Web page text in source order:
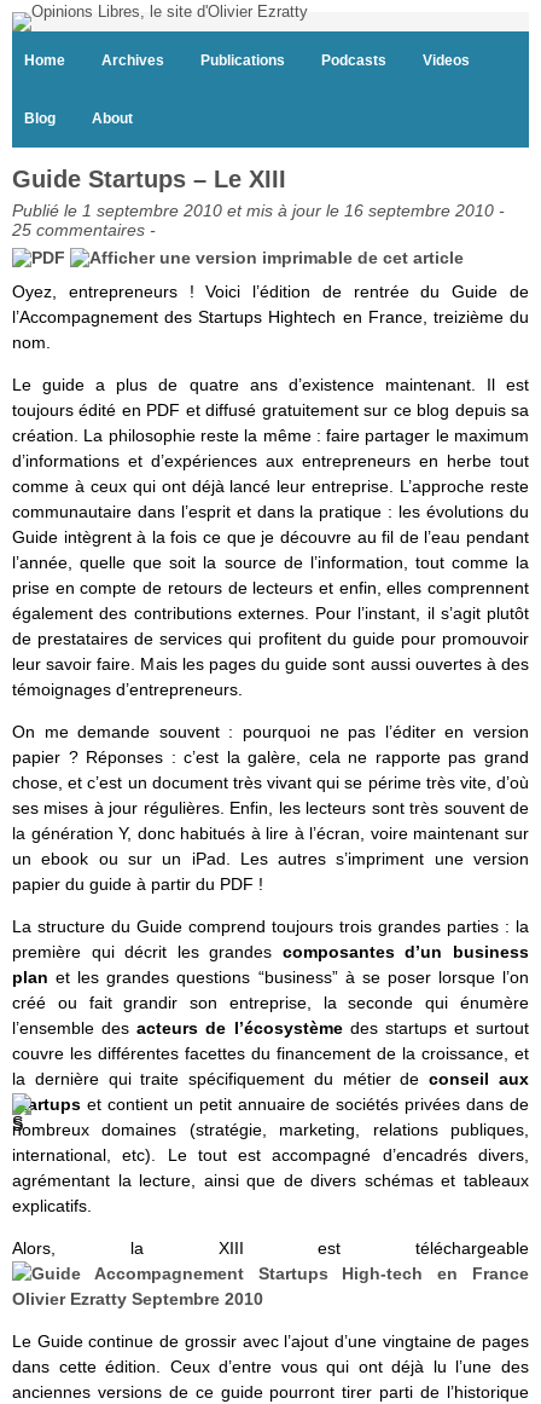
Home Archives Publications Podcasts Videos
Blog About
Guide Startups – Le XIII
Publié le 1 septembre 2010 et mis à jour le 16 septembre 2010 -
25 commentaires -
Oyez, entrepreneurs ! Voici l’édition de rentrée du Guide de
l’Accompagnement des Startups Hightech en France, treizième du
nom.
Le guide a plus de quatre ans d’existence maintenant. Il est
toujours édité en PDF et diffusé gratuitement sur ce blog depuis sa
création. La philosophie reste la même : faire partager le maximum
d’informations et d’expériences aux entrepreneurs en herbe tout
comme à ceux qui ont déjà lancé leur entreprise. L’approche reste
communautaire dans l’esprit et dans la pratique : les évolutions du
Guide intègrent à la fois ce que je découvre au fil de l’eau pendant
l’année, quelle que soit la source de l’information, tout comme la
prise en compte de retours de lecteurs et enfin, elles comprennent
également des contributions externes. Pour l’instant, il s’agit plutôt
de prestataires de services qui profitent du guide pour promouvoir
leur savoir faire. Mais les pages du guide sont aussi ouvertes à des
témoignages d’entrepreneurs.
On me demande souvent : pourquoi ne pas l’éditer en version
papier ? Réponses : c’est la galère, cela ne rapporte pas grand
chose, et c’est un document très vivant qui se périme très vite, d’où
ses mises à jour régulières. Enfin, les lecteurs sont très souvent de
la génération Y, donc habitués à lire à l’écran, voire maintenant sur
un ebook ou sur un iPad. Les autres s’impriment une version
papier du guide à partir du PDF !
La structure du Guide comprend toujours trois grandes parties : la
première qui décrit les grandes composantes d’un business
planet les grandes questions “business” à se poser lorsque l’on
créé ou fait grandir son entreprise, la seconde qui énumère
l’ensemble desacteurs de l’écosystème des startups et surtout
couvre les différentes facettes du financement de la croissance, et
la dernière qui traite spécifiquement du métier deconseil aux
startups et contient un petit annuaire de sociétés privées dans de
nombreux domaines (stratégie, marketing, relations publiques,
international, etc). Le tout est accompagné d’encadrés divers,
agrémentant la lecture, ainsi que de divers schémas et tableaux
explicatifs.
Alors, la XIII est téléchargeable
Le Guide continue de grossir avec l’ajout d’une vingtaine de pages
dans cette édition. Ceux d’entre vous qui ont déjà lu l’une des
anciennes versions de ce guide pourront tirer parti de l’historique